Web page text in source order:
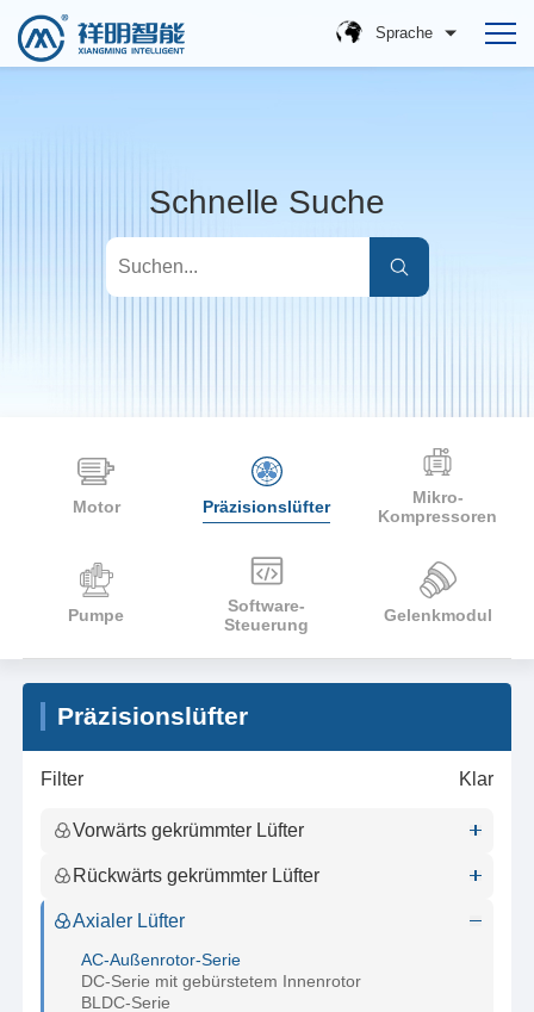
Sprache
Schnelle Suche
Motor Präzisionslüfter
Mikro-
Kompressoren
Pumpe
Software-
Steuerung
Gelenkmodul
Präzisionslüfter
Filter Klar
Vorwärts gekrümmter Lüfter
Rückwärts gekrümmter Lüfter
Axialer Lüfter
AC-Außenrotor-Serie
DC-Serie mit gebürstetem Innenrotor
BLDC-Serie